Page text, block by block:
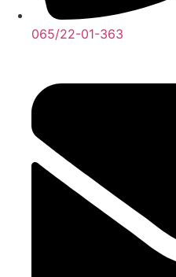
065/22-01-363